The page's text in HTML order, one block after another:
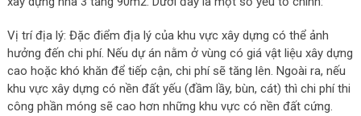
Vị trí địa lý: Đặc điểm địa lý của khu vực xây dựng có thể ảnh
hưởng đến chi phí. Nếu dự án nằm ở vùng có giá vật liệu xây dựng
cao hoặc khó khăn để tiếp cận, chi phí sẽ tăng lên. Ngoài ra, nếu
khu vực xây dựng có nền đất yếu (đầm lầy, bùn, cát) thì chi phí thi
công phần móng sẽ cao hơn những khu vực có nền đất cứng.